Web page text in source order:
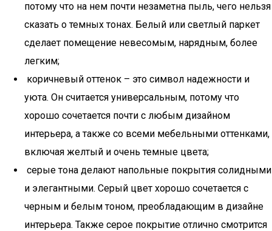
потому что на нем почти незаметна пыль, чего нельзя
сказать о темных тонах. Белый или светлый паркет
сделает помещение невесомым, нарядным, более
легким;
коричневый оттенок – это символ надежности и
уюта. Он считается универсальным, потому что
хорошо сочетается почти с любым дизайном
интерьера, а также со всеми мебельными оттенками,
включая желтый и очень темные цвета;
серые тона делают напольные покрытия солидными
и элегантными. Серый цвет хорошо сочетается с
черным и белым тоном, преобладающим в дизайне
интерьера. Также серое покрытие отлично смотрится